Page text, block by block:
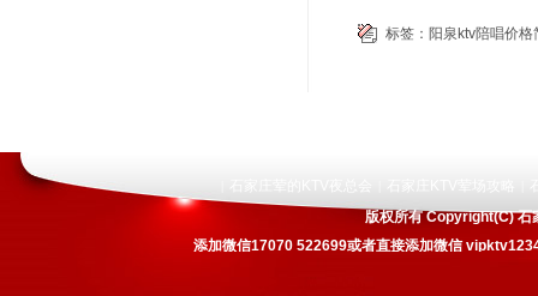
标签： 阳泉ktv陪唱价格
版权所有 Copyright(C) 石
添加微信17070 522699或者直接添加微信